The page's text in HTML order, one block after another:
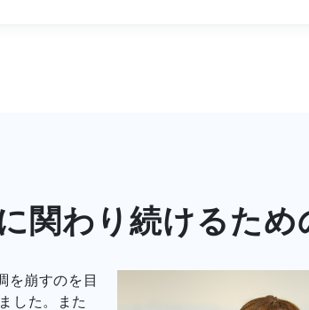
関わり続けるため
を崩すのを目
した。また